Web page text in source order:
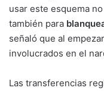
usar este esquema
también para
señaló que al
involucrados en el
Las transferencias